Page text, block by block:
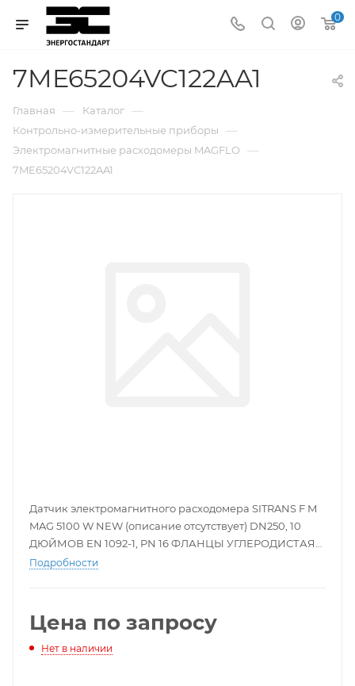
0
7ME65204VC122AA1
Главная — Каталог —
Контрольно-измерительные приборы —
Электромагнитные расходомеры MAGFLO —
7ME65204VC122AA1
Датчик электромагнитного расходомера SITRANS F M
MAG 5100 W NEW (описание отсутствует) DN250, 10
ДЮЙМОВ EN 1092-1, PN 16 ФЛАНЦЫ УГЛЕРОДИСТАЯ
СТАЛЬ ASTM A 105 ПОКРЫТИЕ 150MICRON МАТЕРИАЛ
(ПРЕОБРАЗОВАТЕЛЬ ЗАКАЗЫВАЕТСЯ ОТДЕЛЬНО)
НЕТ СВЯЗИ МЕТРИЧЕСКАЯ КЛЕММНАЯ КОРОБКА ИЗ
ПОЛИАМИДА ИЛИ КОМПАКТНАЯ 6000 I
Подробности
Цена по запросу
Нет в наличии